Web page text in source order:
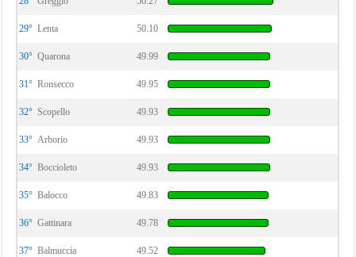
29° Lenta 50.10
30° Quarona 49.99
31° Ronsecco 49.95
32° Scopello 49.93
33° Arborio 49.93
34° Boccioleto 49.93
35° Balocco 49.83
36° Gattinara 49.78
37° Balmuccia 49.52